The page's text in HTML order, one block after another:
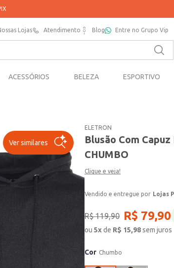
SEM JUROS*
Lojas Atendimento Blog Entre no Grupo Vip
ACESSÓRIOS BELEZA ESPORTIVO
Ver similares
ELETRON
Blusão Com
CHUMBO
Clique e veja!
Lojas
R$ 119,90 R$ 79,90
ou5xde R$ 15,98sem juros
Cor Chumbo